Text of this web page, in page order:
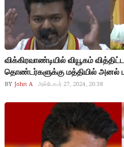
விக்கிரவாண்டியில் வியூகம்
தொண்டர்களுக்கு மத்தியில் அனல்
BY John A அக்டோபர் 27, 2024, 20:38